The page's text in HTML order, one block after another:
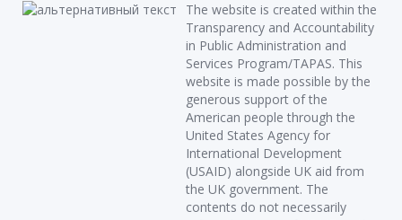
The website is created within the
Transparency and Accountability
in Public Administration and
Services Program/TAPAS. This
website is made possible by the
generous support of the
American people through the
United States Agency for
International Development
(USAID) alongside UK aid from
the UK government. The
contents do not necessarily